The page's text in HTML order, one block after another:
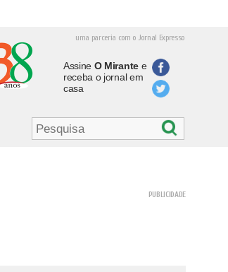
uma parceria com o Jornal Expresso
Assine O Mirantee
receba o jornal em
casa